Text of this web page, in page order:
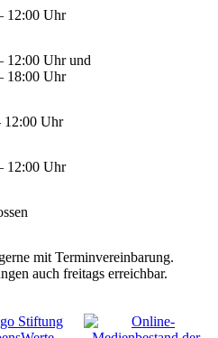
12:00 Uhr
12:00 Uhr und
18:00 Uhr
12:00 Uhr
12:00 Uhr
mit Terminvereinbarung.
auch freitags erreichbar.